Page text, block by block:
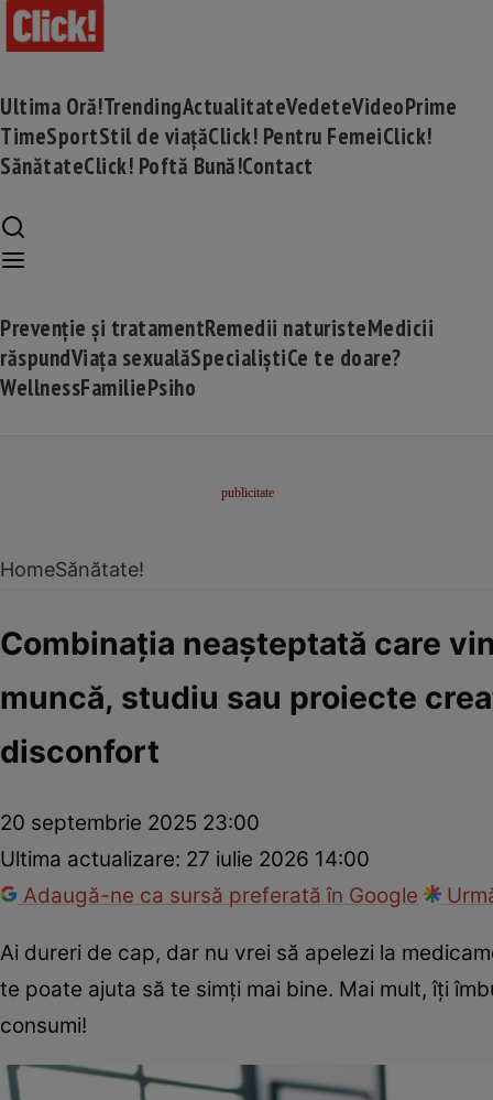
Ultima Oră!TrendingActualitateVedeteVideoPrime
TimeSportStil de viațăClick! Pentru FemeiClick!
SănătateClick! Poftă Bună!Contact
Prevenție și tratamentRemedii naturisteMedicii
răspundViața sexualăSpecialiștiCe te doare?
WellnessFamiliePsiho
HomeSănătate!
Combinația neașteptată care
muncă, studiu sau proiecte
disconfort
20 septembrie 2025 23:00
Ultima actualizare: 27 iulie 2026 14:00
Adaugă-ne ca sursă preferată în Google
Ai dureri de cap, dar nu vrei să apelezi la
te poate ajuta să te simți mai bine. Mai mult, îți
consumi!